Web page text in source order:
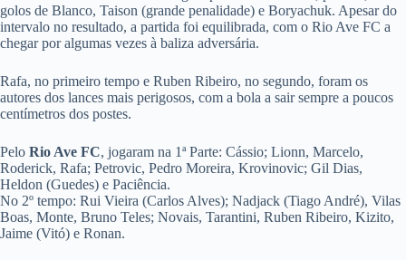
golos de Blanco, Taison (grande penalidade) e Boryachuk. Apesar do
intervalo no resultado, a partida foi equilibrada, com o Rio Ave FC a
chegar por algumas vezes à baliza adversária.
Rafa, no primeiro tempo e Ruben Ribeiro, no segundo, foram os
autores dos lances mais perigosos, com a bola a sair sempre a poucos
centímetros dos postes.
Pelo Rio Ave FC, jogaram na 1ª Parte: Cássio; Lionn, Marcelo,
Roderick, Rafa; Petrovic, Pedro Moreira, Krovinovic; Gil Dias,
Heldon (Guedes) e Paciência.
No 2º tempo: Rui Vieira (Carlos Alves); Nadjack (Tiago André), Vilas
Boas, Monte, Bruno Teles; Novais, Tarantini, Ruben Ribeiro, Kizito,
Jaime (Vitó) e Ronan.